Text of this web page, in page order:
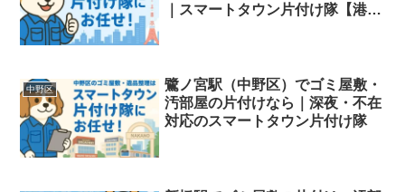
｜スマートタウン片付け隊【港区
中野区
鷺ノ宮駅（中野区）でゴミ屋敷・
汚部屋の片付けなら｜深夜・不在
対応のスマートタウン片付け隊